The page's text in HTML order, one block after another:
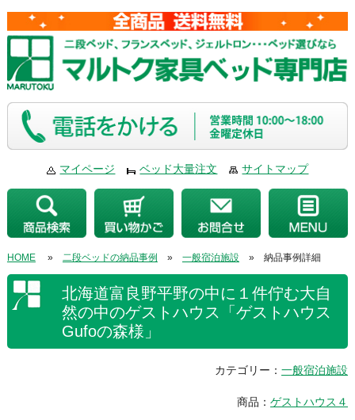
マイページ ベッド大量注文 サイトマップ
HOME» 二段ベッドの納品事例 » 一般宿泊施設» 納品事例詳細
北海道富良野平野の中に１件佇む大自
然の中のゲストハウス「ゲストハウス
Gufoの森様」
カテゴリー：一般宿泊施設
商品：ゲストハウス４